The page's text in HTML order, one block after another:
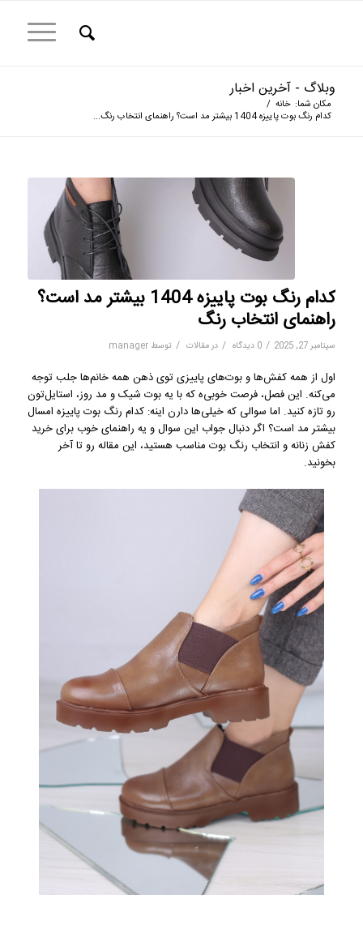
وبلاگ - آخرین اخبار
مکان شما: خانه /
کدام رنگ بوت پاییزه 1404 بیشتر مد است؟ راهنمای انتخاب رنگ...
کدام رنگ بوت پاییزه 1404 بیشتر مد است؟
راهنمای انتخاب رنگ
سپتامبر 27, 2025 / 0 دیدگاه / درمقالات / توسط manager
اول از همه کفش‌ها و بوت‌های پاییزی توی ذهن همه خانم‌ها جلب توجه
می‌کنه. این فصل، فرصت خوبی‌ه که با یه بوت شیک و مد روز، استایل‌تون
رو تازه کنید. اما سوالی که خیلی‌ها دارن اینه: کدام رنگ بوت پاییزه امسال
بیشتر مد است؟ اگر دنبال جواب این سوال و یه راهنمای خوب برای خرید
کفش زنانه و انتخاب رنگ بوت مناسب هستید، این مقاله رو تا آخر
بخونید.